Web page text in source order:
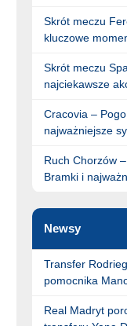
Skrót meczu
kluczowe
Skrót meczu
najciekawsze
Cracovia –
najważniejsze
Ruch Chorzów
Bramki i
Newsy
Transfer
pomocnika
Real Madryt